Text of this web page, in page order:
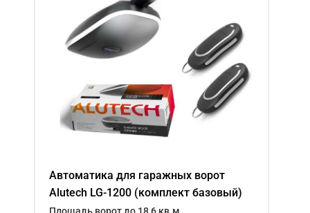
Автоматика для гаражных ворот
Alutech LG-1200 (комплект базовый)